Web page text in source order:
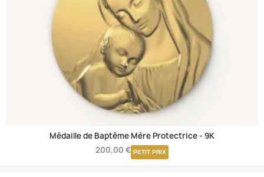
Médaille de Baptême Mère Protectrice - 9K
200,00 € PETIT PRIX